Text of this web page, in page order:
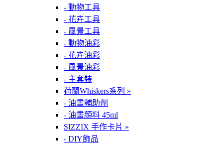
- 動物工具
- 花卉工具
- 風景工具
- 動物油彩
- 花卉油彩
- 風景油彩
- 主套裝
荷蘭Whiskers系列 »
- 油畫輔助劑
- 油畫顏料 45ml
SIZZIX 手作卡片 »
- DIY飾品